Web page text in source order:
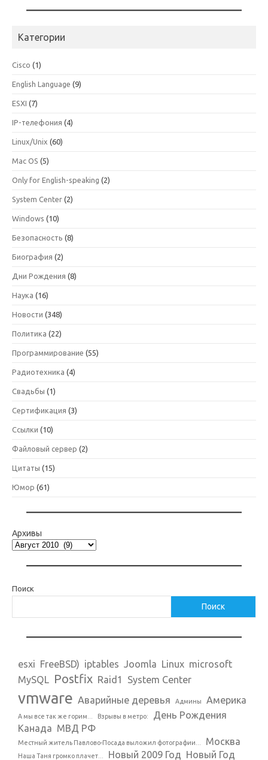
Категории
Cisco (1)
English Language (9)
ESXI (7)
IP-телефония (4)
Linux/Unix (60)
Mac OS (5)
Only for English-speaking (2)
System Center (2)
Windows (10)
Безопасность (8)
Биография (2)
Дни Рождения (8)
Наука (16)
Новости (348)
Политика (22)
Программирование (55)
Радиотехника (4)
Свадьбы (1)
Сертификация (3)
Ссылки (10)
Файловый сервер (2)
Цитаты (15)
Юмор (61)
Архивы
Поиск
Поиск
esxi FreeBSD) iptables Joomla Linux microsoft
MySQL Postfix Raid1 System Center
vmware Аварийные деревья Админы Америка
А мы все так же горим... Взрывы в метро:
День Рождения
Канада МВД РФ
Местный житель Павлово-Посада выложил фотографии... Москва
Наша Таня громко плачет... Новый 2009 Год Новый Год